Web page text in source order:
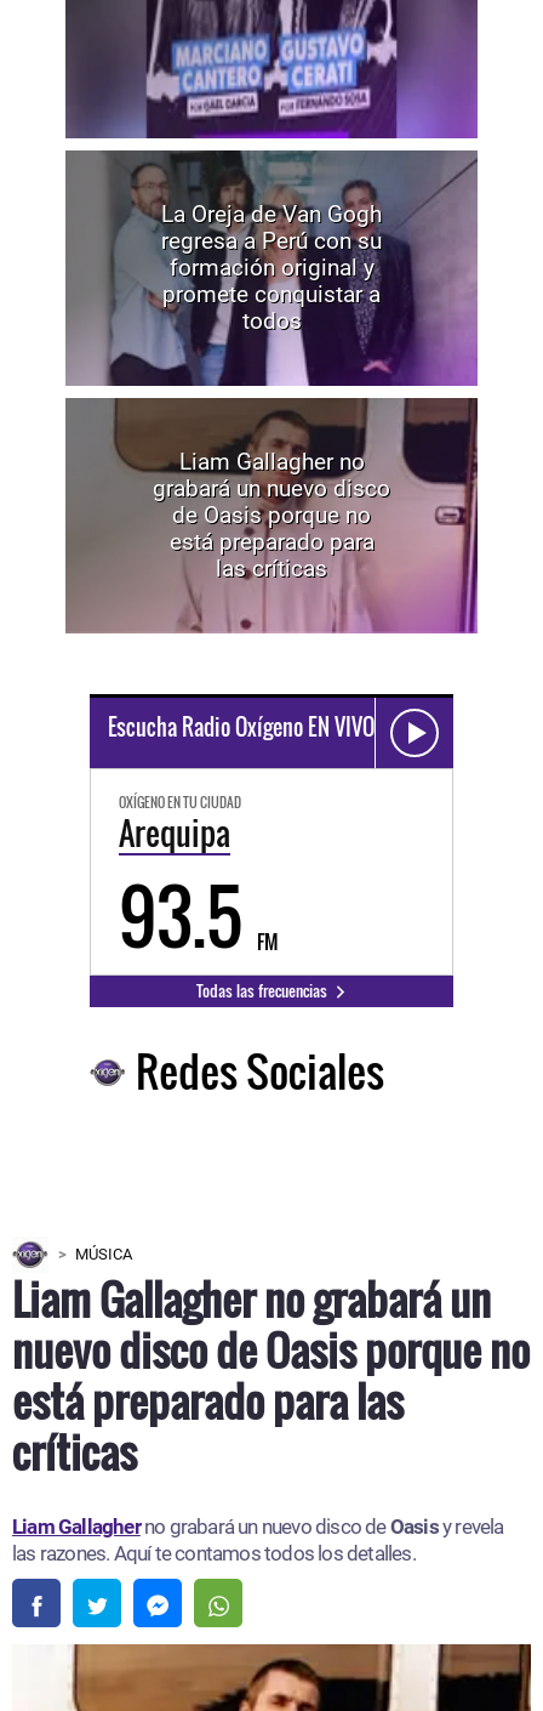
La Oreja de Van Gogh
regresa a Perú con su
formación original y
promete conquistar a
todos
Liam Gallagher no
grabará un nuevo disco
de Oasis porque no
está preparado para
las críticas
Escucha Radio Oxígeno EN VIVO
OXÍGENO EN TU CIUDAD
Arequipa
93.5 FM
Todas las frecuencias
Redes Sociales
MÚSICA
Liam Gallagher no grabará un
nuevo disco de Oasis porque no
está preparado para las
críticas
Liam Gallagherno grabará un nuevo disco deOasisy revela
las razones. Aquí te contamos todos los detalles.